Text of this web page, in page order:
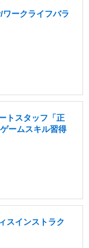
ークライフバラ
トスタッフ「正
ームスキル習得
スインストラク